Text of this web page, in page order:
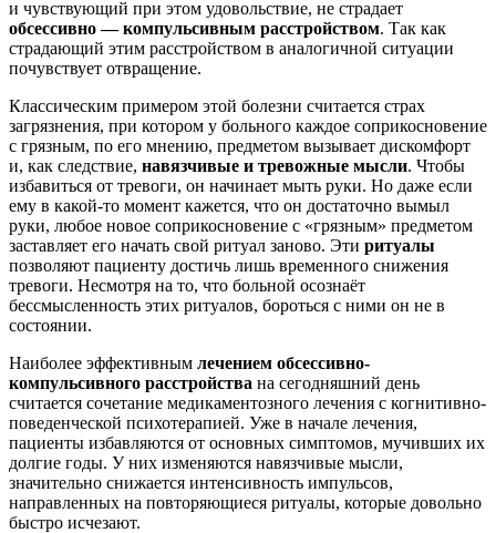
и чувствующий при этом удовольствие, не страдает
обсессивно — компульсивным расстройством. Так как
страдающий этим расстройством в аналогичной ситуации
почувствует отвращение.
Классическим примером этой болезни считается страх
загрязнения, при котором у больного каждое соприкосновение
с грязным, по его мнению, предметом вызывает дискомфорт
и, как следствие, навязчивые и тревожные мысли. Чтобы
избавиться от тревоги, он начинает мыть руки. Но даже если
ему в какой-то момент кажется, что он достаточно вымыл
руки, любое новое соприкосновение с «грязным» предметом
заставляет его начать свой ритуал заново. Эти ритуалы
позволяют пациенту достичь лишь временного снижения
тревоги. Несмотря на то, что больной осознаёт
бессмысленность этих ритуалов, бороться с ними он не в
состоянии.
Наиболее эффективным лечением обсессивно-
компульсивного расстройства на сегодняшний день
считается сочетание медикаментозного лечения с когнитивно-
поведенческой психотерапией. Уже в начале лечения,
пациенты избавляются от основных симптомов, мучивших их
долгие годы. У них изменяются навязчивые мысли,
значительно снижается интенсивность импульсов,
направленных на повторяющиеся ритуалы, которые довольно
быстро исчезают.